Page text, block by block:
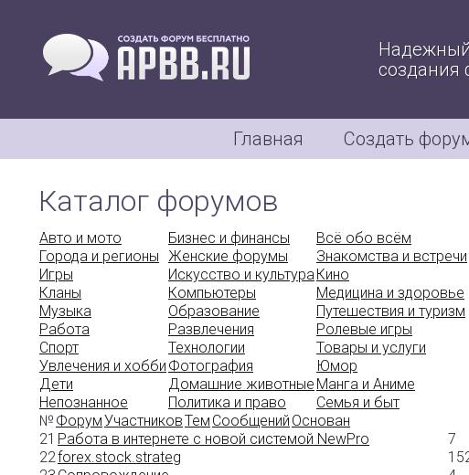
создания
Главная Создать
Каталог форумов
Авто и мото Бизнес и финансы
Всё обо всём
Города и регионы Женские форумы
Знакомства и встречи
Игры
Искусство и культураКино
Кланы
Компьютеры
Медицина и здоровье
Музыка
Образование
Путешествия и туризм
Работа
Развлечения
Ролевые игры
Спорт
Технологии
Товары и услуги
Увлечения и хобби Фотография
Юмор
Дети
Домашние животные Манга и Аниме
Непознанное
Политика и право
Семья и быт
№ ФорумУчастниковТем Сообщений Основан
21 Работа в интернете с новой системой NewPro 7
22forex.stock.strateg